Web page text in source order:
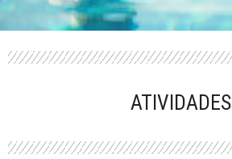
PERFORMANCE
ATIVIDADES